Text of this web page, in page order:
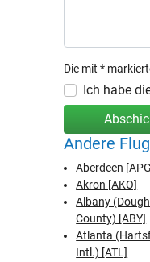
Die mit *
Ich habe
Andere
Aberdeen
Akron [AKO]
Albany
County) [ABY]
Atlanta
Intl.) [ATL]